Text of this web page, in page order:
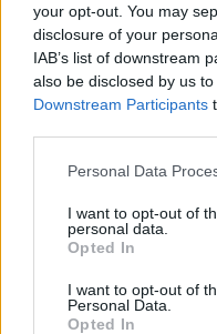
your opt-out. You may
disclosure of your
IAB’s list of downstream
also be disclosed by us
Downstream Participants
Personal Data
I want to opt-out of
personal data.
Opted In
I want to opt-out of
Personal Data.
Opted In
la información al
realizar una
ambiental.
Comentarios (0)
LO MÁS LEÍDO